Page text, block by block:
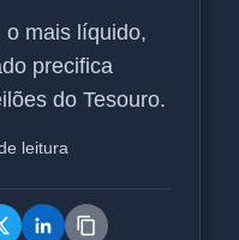
o mais líquido,
precifica
do Tesouro.
leitura